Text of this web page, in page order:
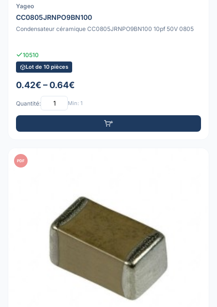
Yageo
CC0805JRNPO9BN100
Condensateur céramique CC0805JRNPO9BN100 10pf 50V 0805
10510
Lot de 10 pièces
0.42€ – 0.64€
Quantité: Min: 1
PDF